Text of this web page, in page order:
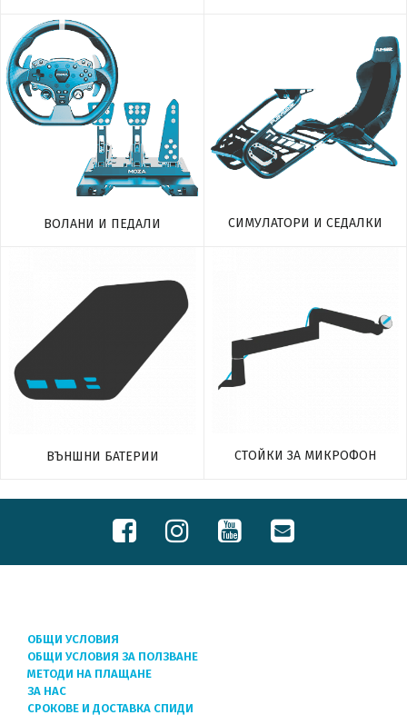
ВОЛАНИ И ПЕДАЛИ СИМУЛАТОРИ И СЕДАЛКИ
ВЪНШНИ БАТЕРИИ СТОЙКИ ЗА МИКРОФОН
ОБЩИ УСЛОВИЯ
ОБЩИ УСЛОВИЯ ЗА ПОЛЗВАНЕ
МЕТОДИ НА ПЛАЩАНЕ
ЗА НАС
СРОКОВЕ И ДОСТАВКА СПИДИ